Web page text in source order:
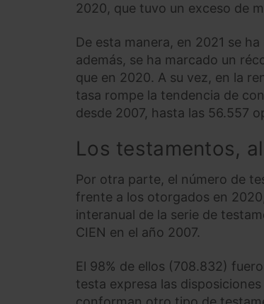
2020, que tuvo un exceso de
De esta manera, en 2021 se
además, se ha marcado un
que en 2020. A su vez, en la
tasa rompe la tendencia de
desde 2007, hasta las 56.557
Los testamentos,
Por otra parte, el número de
frente a los otorgados en
interanual de la serie de
CIEN en el año 2007.
El 98% de ellos (708.832)
testa expresa las